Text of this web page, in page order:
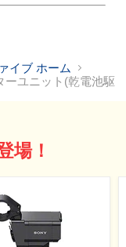
イブ ホーム
ーユニット(乾電池駆
場！